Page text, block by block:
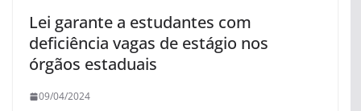
Lei garante a estudantes com
deficiência vagas de estágio nos
órgãos estaduais
09/04/2024